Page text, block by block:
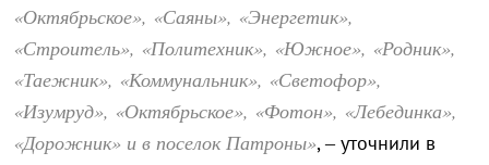
«Октябрьское», «Саяны», «Энергетик»,
«Строитель», «Политехник», «Южное», «Родник»,
«Таежник», «Коммунальник», «Светофор»,
«Изумруд», «Октябрьское», «Фотон», «Лебединка»,
«Дорожник» и в поселок Патроны», – уточнили в